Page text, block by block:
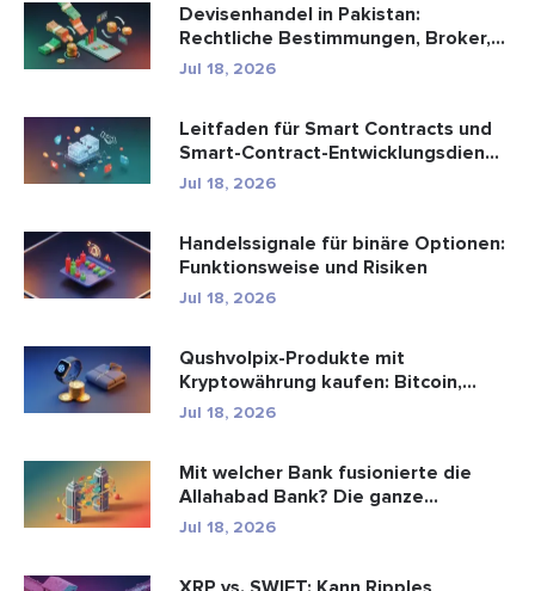
Devisenhandel in Pakistan:
Rechtliche Bestimmungen, Broker,
Handel...
Jul 18, 2026
Leitfaden für Smart Contracts und
Smart-Contract-Entwicklungsdien...
Jul 18, 2026
Handelssignale für binäre Optionen:
Funktionsweise und Risiken
Jul 18, 2026
Qushvolpix-Produkte mit
Kryptowährung kaufen: Bitcoin,
Zahlungen ...
Jul 18, 2026
Mit welcher Bank fusionierte die
Allahabad Bank? Die ganze
Geschic...
Jul 18, 2026